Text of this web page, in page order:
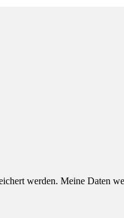
werden. Meine Daten